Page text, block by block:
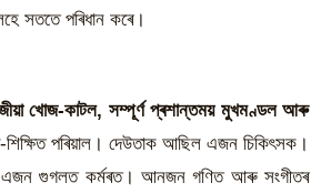
সততে পৰিধান কৰে।
খোজ-কাটল, সম্পূৰ্ণ প্ৰশান্তময় মুখমণ্ডল আৰু
পৰিয়াল। দেউতাক আছিল এজন চিকিৎসক।
এজন গুগলত কৰ্মৰত। আনজন গণিত আৰু সংগীতৰ